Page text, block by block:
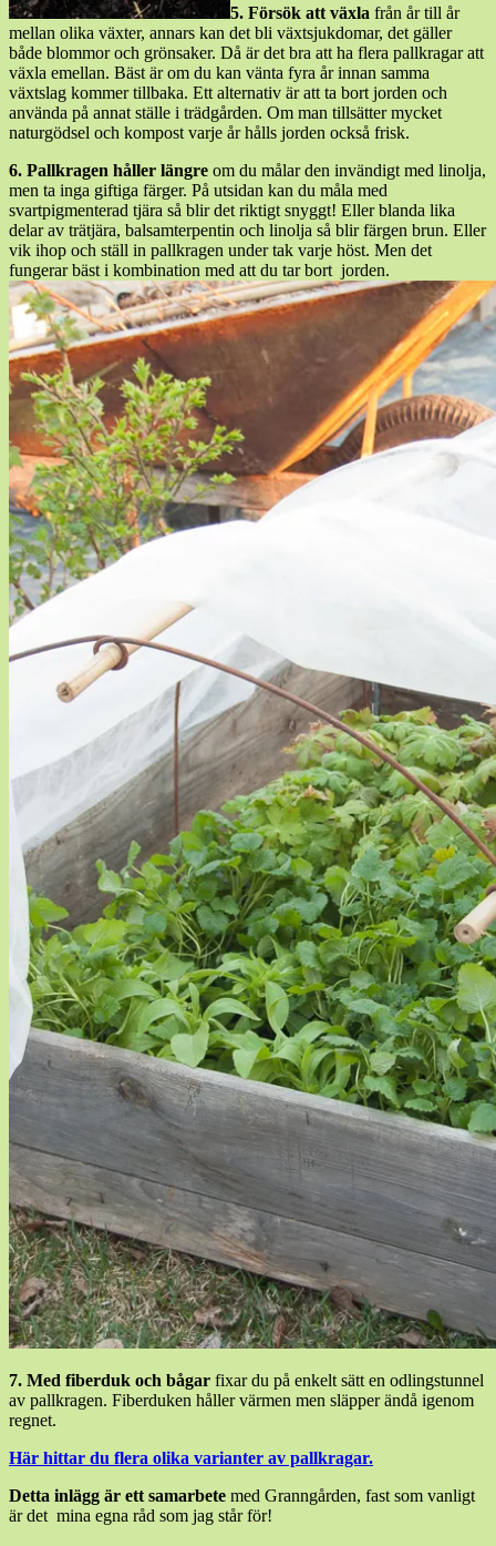
5. Försök att växla från år till år
mellan olika växter, annars kan det bli växtsjukdomar, det gäller
både blommor och grönsaker. Då är det bra att ha flera pallkragar att
växla emellan. Bäst är om du kan vänta fyra år innan samma
växtslag kommer tillbaka. Ett alternativ är att ta bort jorden och
använda på annat ställe i trädgården. Om man tillsätter mycket
naturgödsel och kompost varje år hålls jorden också frisk.
6. Pallkragen håller längre om du målar den invändigt med linolja,
men ta inga giftiga färger. På utsidan kan du måla med
svartpigmenterad tjära så blir det riktigt snyggt! Eller blanda lika
delar av trätjära, balsamterpentin och linolja så blir färgen brun. Eller
vik ihop och ställ in pallkragen under tak varje höst. Men det
fungerar bäst i kombination med att du tar bort jorden.
7. Med fiberduk och bågar fixar du på enkelt sätt en odlingstunnel
av pallkragen. Fiberduken håller värmen men släpper ändå igenom
regnet.
Här hittar du flera olika varianter av pallkragar.
Detta inlägg är ett samarbete med Granngården, fast som vanligt
är det mina egna råd som jag står för!